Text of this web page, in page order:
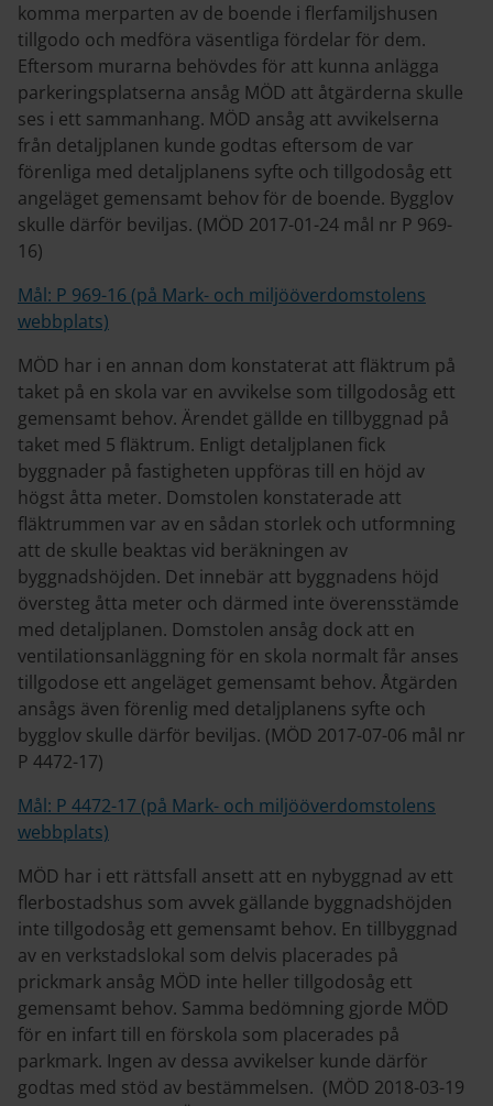
komma merparten av de boende i flerfamiljshusen
tillgodo och medföra väsentliga fördelar för dem.
Eftersom murarna behövdes för att kunna anlägga
parkeringsplatserna ansåg MÖD att åtgärderna skulle
ses i ett sammanhang. MÖD ansåg att avvikelserna
från detaljplanen kunde godtas eftersom de var
förenliga med detaljplanens syfte och tillgodosåg ett
angeläget gemensamt behov för de boende. Bygglov
skulle därför beviljas. (MÖD 2017-01-24 mål nr P 969-
16)
Mål: P 969-16 (på Mark- och miljööverdomstolens
webbplats)
MÖD har i en annan dom konstaterat att fläktrum på
taket på en skola var en avvikelse som tillgodosåg ett
gemensamt behov. Ärendet gällde en tillbyggnad på
taket med 5 fläktrum. Enligt detaljplanen fick
byggnader på fastigheten uppföras till en höjd av
högst åtta meter. Domstolen konstaterade att
fläktrummen var av en sådan storlek och utformning
att de skulle beaktas vid beräkningen av
byggnadshöjden. Det innebär att byggnadens höjd
översteg åtta meter och därmed inte överensstämde
med detaljplanen. Domstolen ansåg dock att en
ventilationsanläggning för en skola normalt får anses
tillgodose ett angeläget gemensamt behov. Åtgärden
ansågs även förenlig med detaljplanens syfte och
bygglov skulle därför beviljas. (MÖD 2017-07-06 mål nr
P 4472-17)
Mål: P 4472-17 (på Mark- och miljööverdomstolens
webbplats)
MÖD har i ett rättsfall ansett att en nybyggnad av ett
flerbostadshus som avvek gällande byggnadshöjden
inte tillgodosåg ett gemensamt behov. En tillbyggnad
av en verkstadslokal som delvis placerades på
prickmark ansåg MÖD inte heller tillgodosåg ett
gemensamt behov. Samma bedömning gjorde MÖD
för en infart till en förskola som placerades på
parkmark. Ingen av dessa avvikelser kunde därför
godtas med stöd av bestämmelsen. (MÖD 2018-03-19